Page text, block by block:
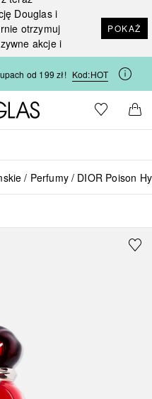
Douglas i
otrzymuj
akcje i
POKAŻ
od 199 zł! Kod:HOT
Strona główna Douglas
Do listyDo
Perfumy DIOR Poison